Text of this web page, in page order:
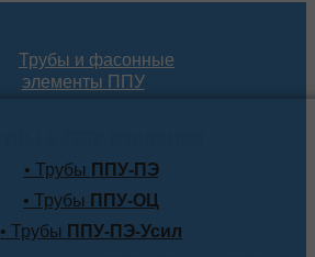
Трубы и фасонные
элементы ППУ
• Трубы ППУ-ПЭ
• Трубы ППУ-ОЦ
• Трубы ППУ-ПЭ-Усил